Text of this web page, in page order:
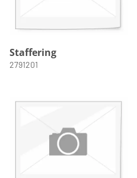
Staffering
2791201